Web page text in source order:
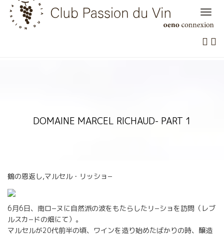
Skip
content
DOMAINE MARCEL RICHAUD- PART 1
鶴の恩返し,マルセル・リッショ−
6月6日、南ロ−ヌに自然派の波をもたらしたリ−ショを訪問（レブ
ルスカ−ドの畑にて）。
マルセルが20代前半の頃、ワインを造り始めたばかりの時、醸造